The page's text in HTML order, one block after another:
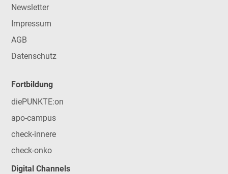
Newsletter
Impressum
AGB
Datenschutz
Fortbildung
diePUNKTE:on
apo-campus
check-innere
check-onko
Digital Channels